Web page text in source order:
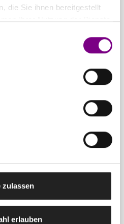
die Sie ihnen bereitgestellt
Ihrer Nutzung der Dienste
zulassen
erlauben
und Farbencenter in
Unterlagen an einem Ort